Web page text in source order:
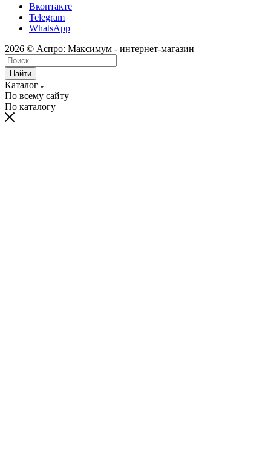
Вконтакте
Telegram
WhatsApp
2026 © Аспро: Максимум - интернет-магазин
Найти
Каталог
По всему сайту
По каталогу